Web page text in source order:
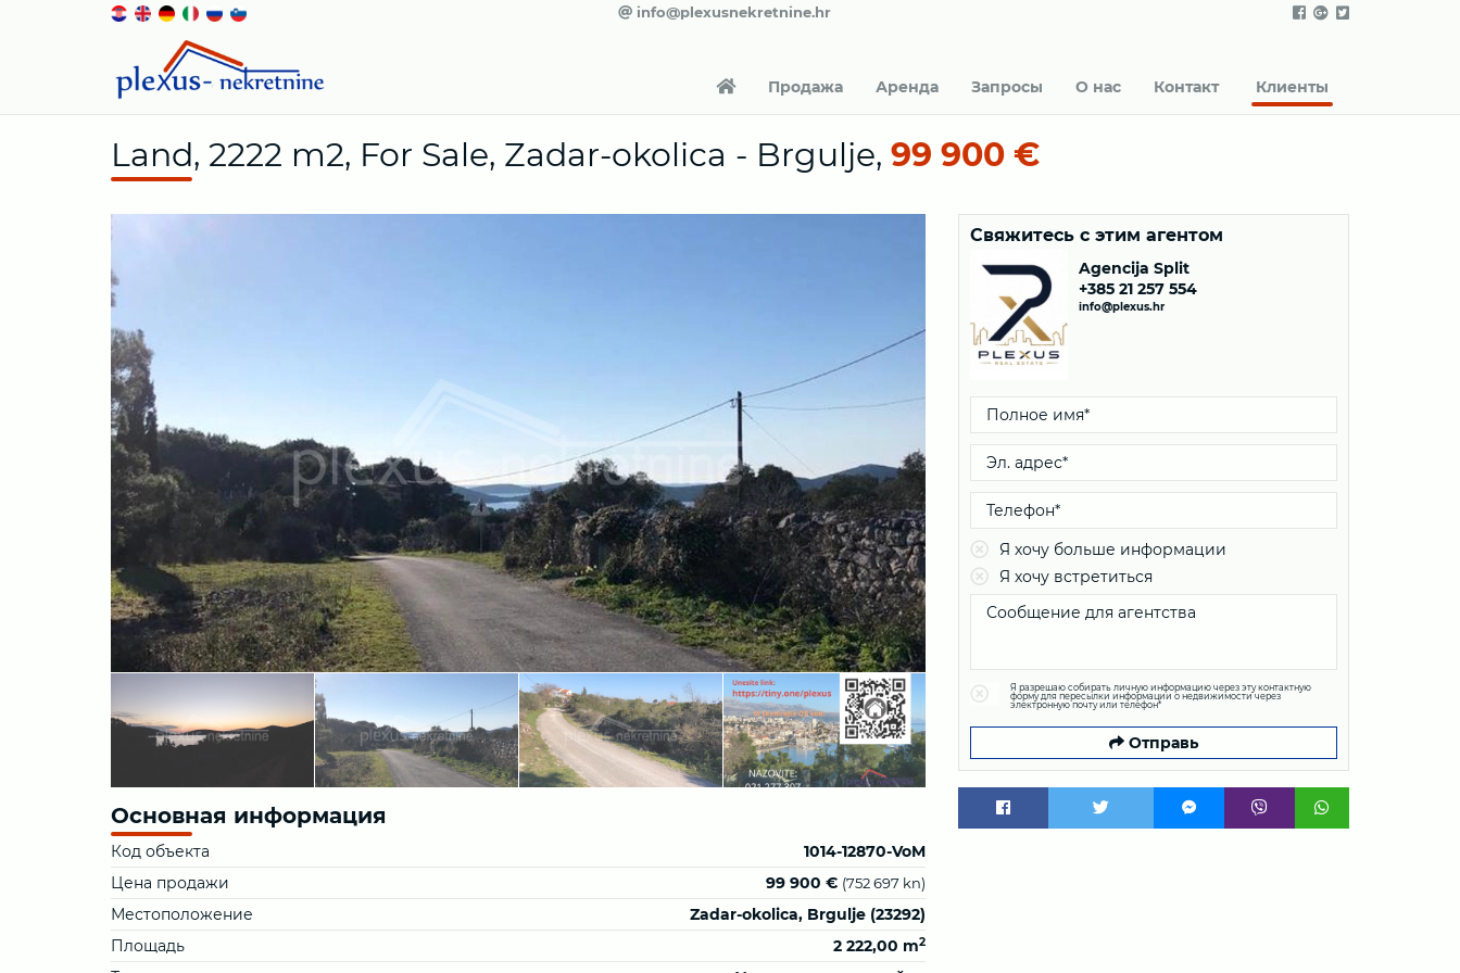
info@plexusnekretnine.hr
Продажа Аренда Запросы О нас Контакт Клиенты
Land, 2222 m2, For Sale, Zadar-okolica - Brgulje, 99 900 €
Основная информация
Код объекта
1014-12870-VoM
Цена продажи
99 900 € (752 697 kn)
Местоположение
Zadar-okolica, Brgulje (23292)
Площадь
2 222,00 m2
Свяжитесь с этим агентом
Agencija Split
+385 21 257 554
info@plexus.hr
Я хочу больше информации
Я хочу встретиться
Я разрешаю собирать личную информацию через эту контактную
форму для пересылки информации о недвижимости через
электронную почту или телефон*
Отправь